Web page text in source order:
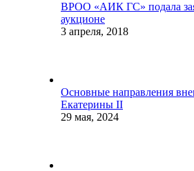
ВРОО «АИК ГС» подала
аукционе
3 апреля, 2018
Основные направления
Екатерины II
29 мая, 2024